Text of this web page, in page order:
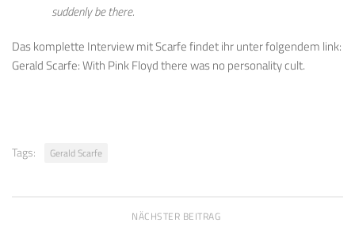
suddenly be there.
Das komplette Interview mit Scarfe findet ihr unter folgendem link:
Gerald Scarfe: With Pink Floyd there was no personality cult.
Tags: Gerald Scarfe
NÄCHSTER BEITRAG